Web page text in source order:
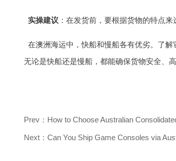
实操建议 ：在发货前，要根据货物的特点
在澳洲海运中，快船和慢船各有优劣。了
无论是快船还是慢船，都能确保货物安全、
Prev：How to Choose Australian
Next：Can You Ship Game Consoles via